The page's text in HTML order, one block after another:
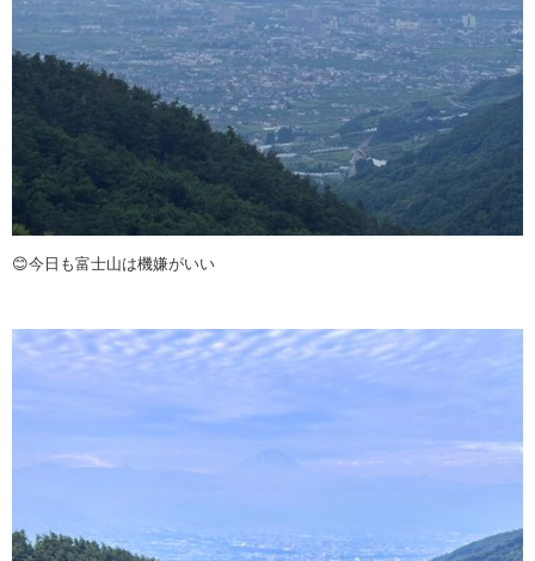
😊今日も富士山は機嫌がいい